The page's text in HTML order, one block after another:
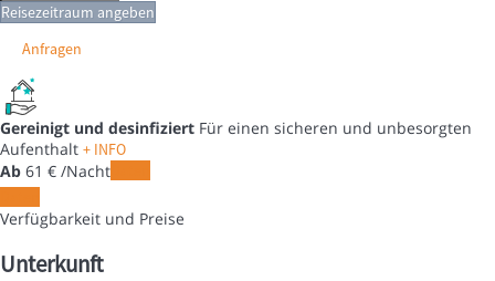
Reisezeitraum angeben
Anfragen
Gereinigt und desinfiziert Für einen sicheren und unbesorgten
Aufenthalt + INFO
Ab 61 € /Nacht
Verfügbarkeit und Preise
Unterkunft